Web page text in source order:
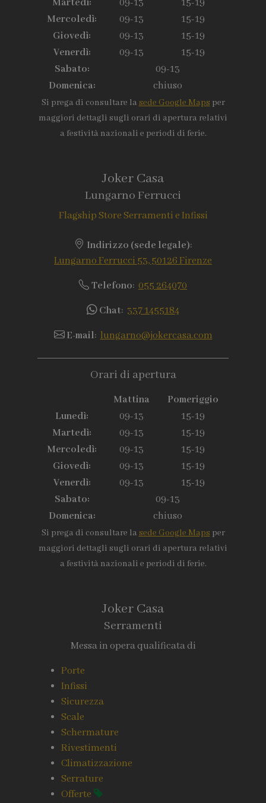
Martedì: 09-13
15-19
Mercoledì:
09-13
15-19
Giovedì:
09-13
15-19
Venerdì:
09-13
15-19
Sabato:
09-13
Domenica:
chiuso
Si prega di consultare la sede Google Maps per
maggiori dettagli sugli orari di apertura relativi
a festività nazionali e periodi di ferie.
Joker Casa
Lungarno Ferrucci
Flagship Store Serramenti e Infissi
Indirizzo (sede legale):
Lungarno Ferrucci 53, 50126 Firenze
Telefono: 055 264070
Chat: 337 1455184
E-mail:lungarno@jokercasa.com
Orari di apertura
Mattina
Pomeriggio
Lunedì:
09-13
15-19
Martedì:
09-13
15-19
Mercoledì:
09-13
15-19
Giovedì:
09-13
15-19
Venerdì:
09-13
15-19
Sabato:
09-13
Domenica:
chiuso
Si prega di consultare la sede Google Maps per
maggiori dettagli sugli orari di apertura relativi
a festività nazionali e periodi di ferie.
Joker Casa
Serramenti
Messa in opera qualificata di
Porte
Infissi
Sicurezza
Scale
Schermature
Rivestimenti
Climatizzazione
Serrature
Offerte